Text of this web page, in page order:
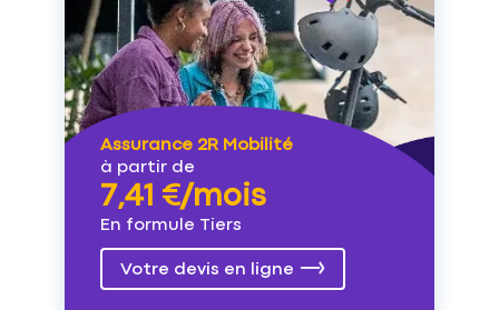
Assurance 2R Mobilité
à partir de
7,41 €/mois
En formule Tiers
Votre devis en ligne